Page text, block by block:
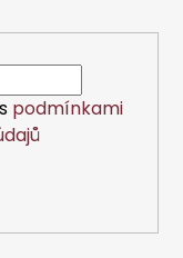
podmínkami